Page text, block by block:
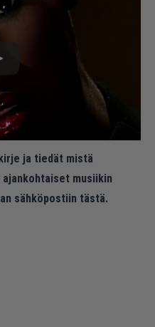
ja tiedät mistä
ajankohtaiset musiikin
sähköpostiin tästä.